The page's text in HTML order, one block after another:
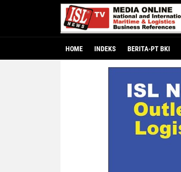
HOME INDEKS BERITA-PT BKI